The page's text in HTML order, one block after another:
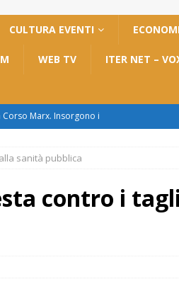
CULTURA EVENTI
WEB TV ITER NET –
Marx. Insorgono i
“Ci vogliono
vergognosa,
sanità pubblica
contro i